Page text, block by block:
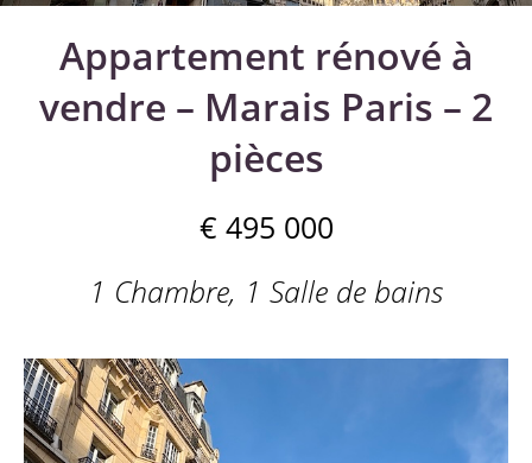
Appartement rénové à
vendre – Marais Paris – 2
pièces
€ 495 000
1 Chambre, 1 Salle de bains